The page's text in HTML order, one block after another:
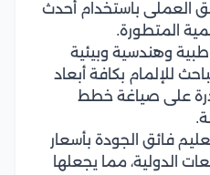
العملى باستخدام أحدث
المتطورة.
وهندسية وبيئية
للإلمام بكافة أبعاد
على صياغة خطط
فائق الجودة بأسعار
الدولية، مما يجعلها